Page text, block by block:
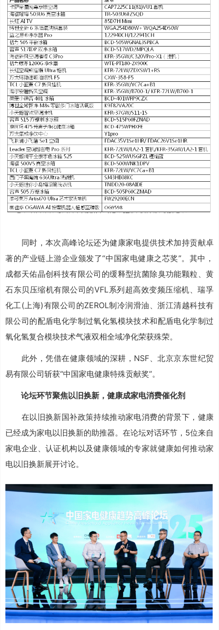
同时，本次高峰论坛还为健康家电提供技术加持贡献卓
著的产业链上游企业颁发了“中国家电健康之芯奖”。其中，
成都天佑晶创科技有限公司的缓释型抗菌除臭功能颗粒、黄
石东贝压缩机有限公司的VFL系列超高效变频压缩机、瑞孚
化工(上海)有限公司的ZEROL制冷润滑油、浙江清越科技有
限公司的配盾电化学制过氧化氢模块技术和配盾电化学制过
氧化氢复合模块技术气液双相全域净化荣获殊荣。
此外，凭借在健康领域的深耕，NSF、北京京东世纪贸
易有限公司斩获“中国家电健康特殊贡献奖”。
论坛环节聚焦以旧换新，健康成家电消费催化剂
在以旧换新国补政策持续推动家电消费的背景下，健康
已经成为家电以旧换新的助推器。在论坛对话环节，5位来自
家电企业、认证机构以及健康领域的专家就健康如何推动家
电以旧换新展开讨论。